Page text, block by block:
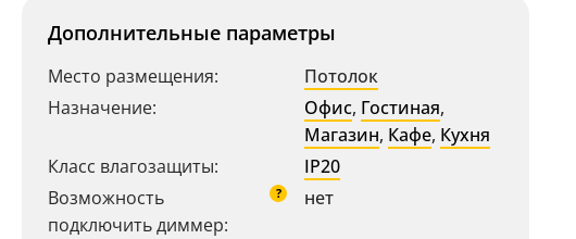
Дополнительные параметры
Место размещения:
Потолок
Назначение:
Офис, Гостиная,
Магазин, Кафе, Кухня
Класс влагозащиты:
IP20
Возможность
подключить диммер:
? нет